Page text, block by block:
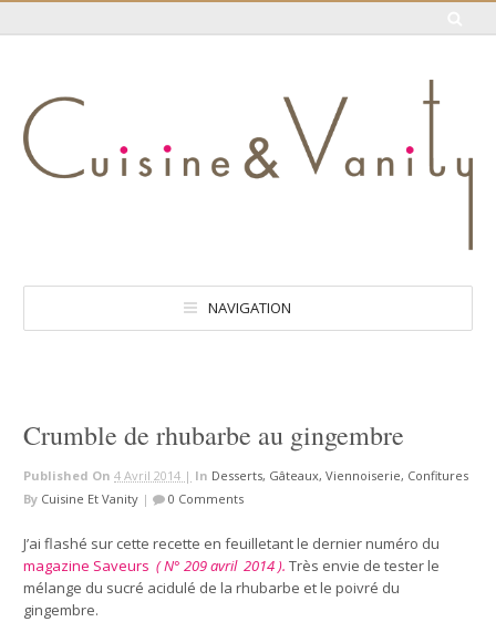
NAVIGATION
Crumble de rhubarbe au gingembre
Published On4 Avril 2014 | In Desserts, Gâteaux, Viennoiserie, Confitures
By Cuisine Et Vanity | 0 Comments
J’ai flashé sur cette recette en feuilletant le dernier numéro du
magazine Saveurs( N° 209 avril 2014 ).Très envie de tester le
mélange du sucré acidulé de la rhubarbe et le poivré du
gingembre.